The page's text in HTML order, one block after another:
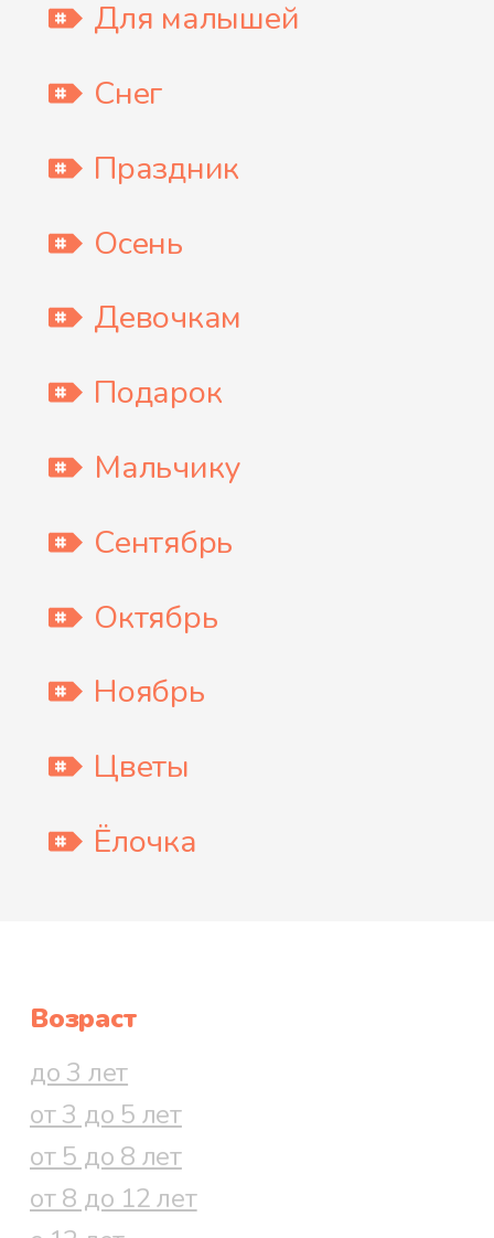
Для малышей
Снег
Праздник
Осень
Девочкам
Подарок
Мальчику
Сентябрь
Октябрь
Ноябрь
Цветы
Ёлочка
Возраст
до 3 лет
от 3 до 5 лет
от 5 до 8 лет
от 8 до 12 лет